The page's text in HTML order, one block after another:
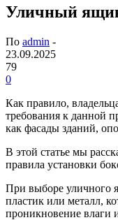
Уличный ящик
По admin -
23.09.2025
79
0
Как правило,
требования к данной
как фасады зданий,
В этой статье мы
правила установки
При выборе уличного
пластик или металл,
проникновение влаги